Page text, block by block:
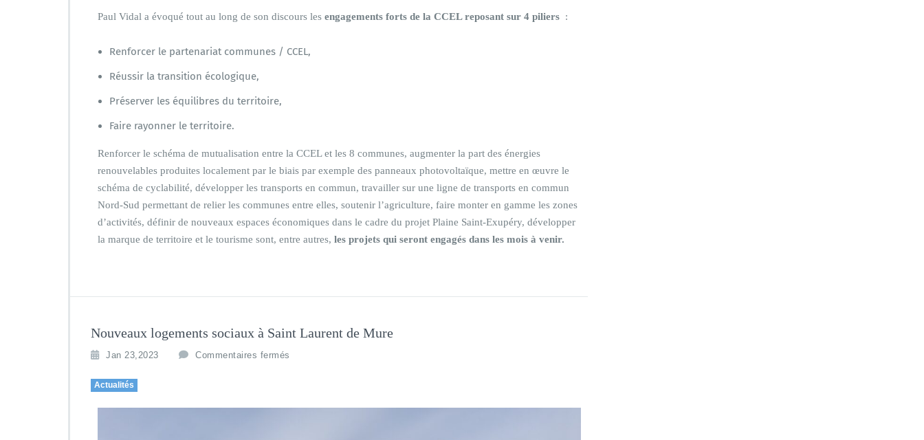
Paul Vidal a évoqué tout au long de son discours les engagements forts de la CCEL reposant sur 4 piliers :
Renforcer le partenariat communes / CCEL,
Réussir la transition écologique,
Préserver les équilibres du territoire,
Faire rayonner le territoire.
Renforcer le schéma de mutualisation entre la CCEL et les 8 communes, augmenter la part des énergies
renouvelables produites localement par le biais par exemple des panneaux photovoltaïque, mettre en œuvre le
schéma de cyclabilité, développer les transports en commun, travailler sur une ligne de transports en commun
Nord-Sud permettant de relier les communes entre elles, soutenir l’agriculture, faire monter en gamme les zones
d’activités, définir de nouveaux espaces économiques dans le cadre du projet Plaine Saint-Exupéry, développer
la marque de territoire et le tourisme sont, entre autres, les projets qui seront engagés dans les mois à venir.
Nouveaux logements sociaux à Saint Laurent de Mure
Jan 23,2023 Commentaires fermés
Actualités